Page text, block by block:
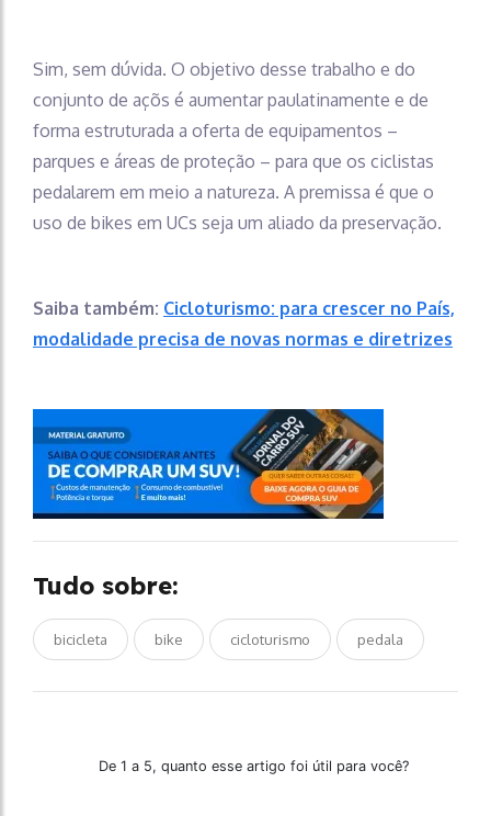
Sim, sem dúvida. O objetivo desse trabalho e do
conjunto de açõs é aumentar paulatinamente e de
forma estruturada a oferta de equipamentos –
parques e áreas de proteção – para que os ciclistas
pedalarem em meio a natureza. A premissa é que o
uso de bikes em UCs seja um aliado da preservação.
Saiba também: Cicloturismo: para crescer no País,
modalidade precisa de novas normas e diretrizes
Tudo sobre:
bicicleta bike cicloturismo pedala
De 1 a 5, quanto esse artigo foi útil para você?